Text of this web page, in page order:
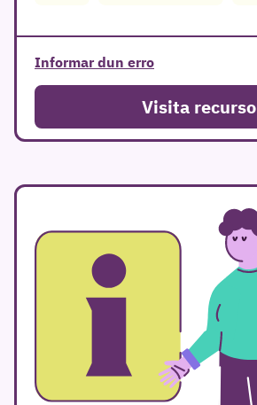
Informar dun erro
Visita recurso